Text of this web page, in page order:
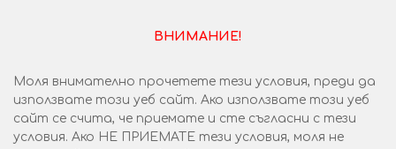
ВНИМАНИЕ!
Моля внимателно прочетете тези условия, преди да
използвате този уеб сайт. Ако използвате този уеб
сайт се счита, че приемате и сте съгласни с тези
условия. Ако НЕ ПРИЕМАТЕ тези условия, моля не